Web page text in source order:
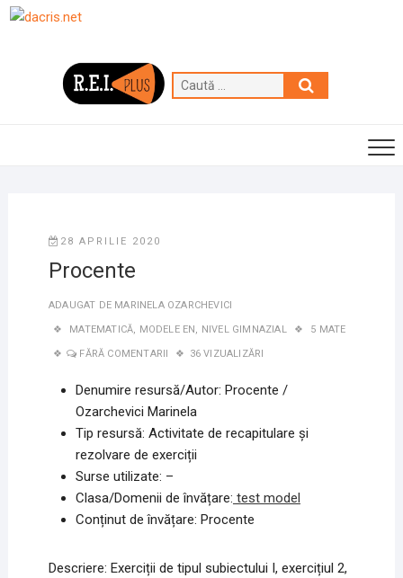
Skip
Caută
…
28 APRILIE 2020
Procente
ADAUGAT DE MARINELA OZARCHEVICI
MATEMATICĂ, MODELE EN, NIVEL GIMNAZIAL 5 MATE
FĂRĂ COMENTARII 36 VIZUALIZĂRI
Denumire resursă/Autor: Procente /
Ozarchevici Marinela
Tip resursă: Activitate de recapitulare și
rezolvare de exerciții
Surse utilizate: –
Clasa/Domenii de învățare: test model
Conținut de învățare: Procente
Descriere: Exerciții de tipul subiectului I, exercițiul 2,